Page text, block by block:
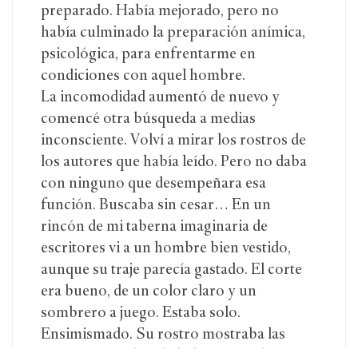
preparado. Había mejorado, pero no
había culminado la preparación anímica,
psicológica, para enfrentarme en
condiciones con aquel hombre.
La incomodidad aumentó de nuevo y
comencé otra búsqueda a medias
inconsciente. Volví a mirar los rostros de
los autores que había leído. Pero no daba
con ninguno que desempeñara esa
función. Buscaba sin cesar… En un
rincón de mi taberna imaginaria de
escritores vi a un hombre bien vestido,
aunque su traje parecía gastado. El corte
era bueno, de un color claro y un
sombrero a juego. Estaba solo.
Ensimismado. Su rostro mostraba las